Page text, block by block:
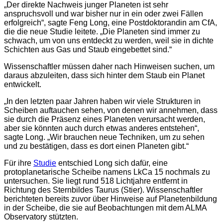
„Der direkte Nachweis junger Planeten ist sehr
anspruchsvoll und war bisher nur in ein oder zwei Fällen
erfolgreich“, sagte Feng Long, eine Postdoktorandin am CfA,
die die neue Studie leitete. „Die Planeten sind immer zu
schwach, um von uns entdeckt zu werden, weil sie in dichte
Schichten aus Gas und Staub eingebettet sind.“
Wissenschaftler müssen daher nach Hinweisen suchen, um
daraus abzuleiten, dass sich hinter dem Staub ein Planet
entwickelt.
„In den letzten paar Jahren haben wir viele Strukturen in
Scheiben auftauchen sehen, von denen wir annehmen, dass
sie durch die Präsenz eines Planeten verursacht werden,
aber sie könnten auch durch etwas anderes entstehen“,
sagte Long. „Wir brauchen neue Techniken, um zu sehen
und zu bestätigen, dass es dort einen Planeten gibt.“
Für ihre Studie entschied Long sich dafür, eine
protoplanetarische Scheibe namens LkCa 15 nochmals zu
untersuchen. Sie liegt rund 518 Lichtjahre entfernt in
Richtung des Sternbildes Taurus (Stier). Wissenschaftler
berichteten bereits zuvor über Hinweise auf Planetenbildung
in der Scheibe, die sie auf Beobachtungen mit dem ALMA
Observatory stützten.